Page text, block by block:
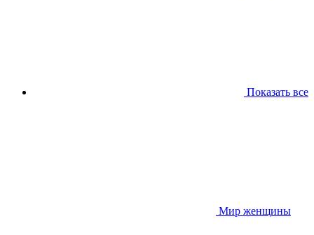
Показать все
Мир женщины